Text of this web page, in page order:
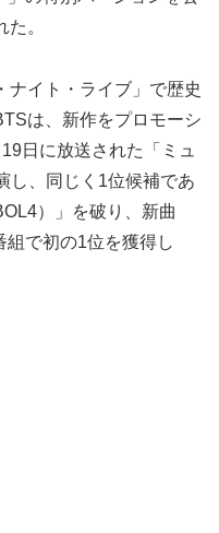
。
ナイト・ライブ」で歴史
は、新作をプロモーシ
日に放送された「ミュ
し、同じく1位候補であ
）」を破り、新曲
組で初の1位を獲得し